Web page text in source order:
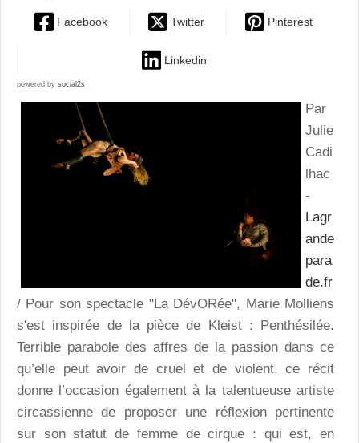
Facebook Twitter Pinterest
Linkedin
powered by social2s
Par
Julie
Cadi
lhac
-
Lagr
ande
para
de.fr
/ Pour son spectacle "La DévORée", Marie Molliens
s'est inspirée de la pièce de Kleist : Penthésilée.
Terrible parabole des affres de la passion dans ce
qu’elle peut avoir de cruel et de violent, ce récit
donne l’occasion également à la talentueuse artiste
circassienne de proposer une réflexion pertinente
sur son statut de femme de cirque : qui est, en